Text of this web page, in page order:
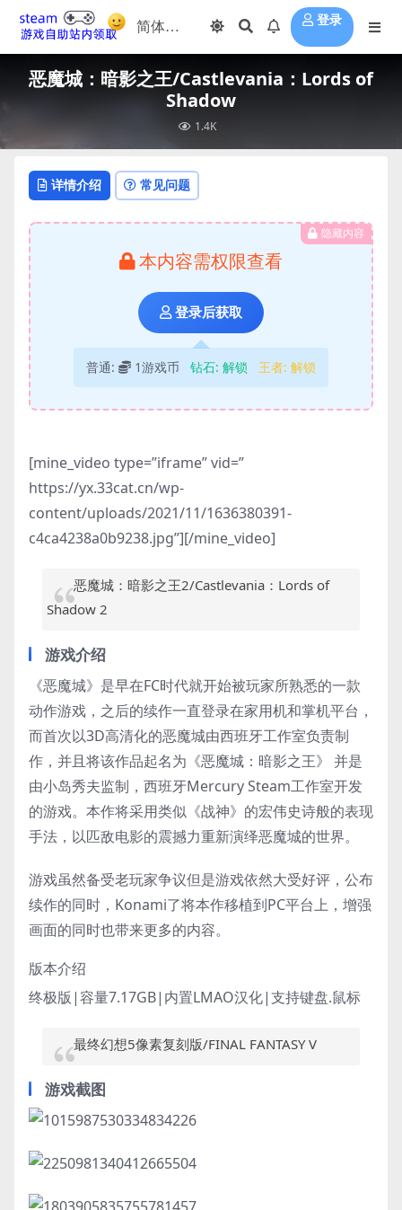
登录
恶魔城：暗影之王/Castlevania：Lords of
Shadow
1.4K
详情介绍 常见问题
隐藏内容
本内容需权限查看
登录后获取
普通: 1游戏币 钻石: 解锁 王者: 解锁
[mine_video type=”iframe” vid=”
https://yx.33cat.cn/wp-
content/uploads/2021/11/1636380391-
c4ca4238a0b9238.jpg”][/mine_video]
恶魔城：暗影之王2/Castlevania：Lords of
Shadow 2
游戏介绍
《恶魔城》是早在FC时代就开始被玩家所熟悉的一款
动作游戏，之后的续作一直登录在家用机和掌机平台，
而首次以3D高清化的恶魔城由西班牙工作室负责制
作，并且将该作品起名为《恶魔城：暗影之王》 并是
由小岛秀夫监制，西班牙Mercury Steam工作室开发
的游戏。本作将采用类似《战神》的宏伟史诗般的表现
手法，以匹敌电影的震撼力重新演绎恶魔城的世界。
游戏虽然备受老玩家争议但是游戏依然大受好评，公布
续作的同时，Konami了将本作移植到PC平台上，增强
画面的同时也带来更多的内容。
版本介绍
终极版|容量7.17GB|内置LMAO汉化|支持键盘.鼠标
最终幻想5像素复刻版/FINAL FANTASY V
游戏截图